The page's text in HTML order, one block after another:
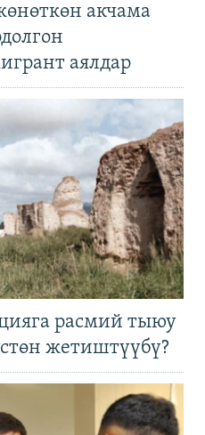
акчама
аялдар
расмий тыюу
жетиштүүбү?